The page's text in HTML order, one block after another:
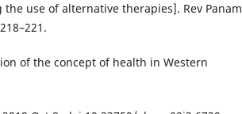
use of alternative therapies]. Rev Panam
of the concept of health in Western